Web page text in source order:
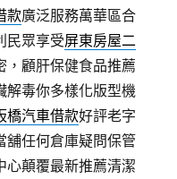
款廣泛服務萬華區合
民眾享受屏東房屋二
，顧肝保健食品推薦
解毒你多樣化版型機
橋汽車借款好評老字
舖任何倉庫疑問保管
心顛覆最新推薦清潔